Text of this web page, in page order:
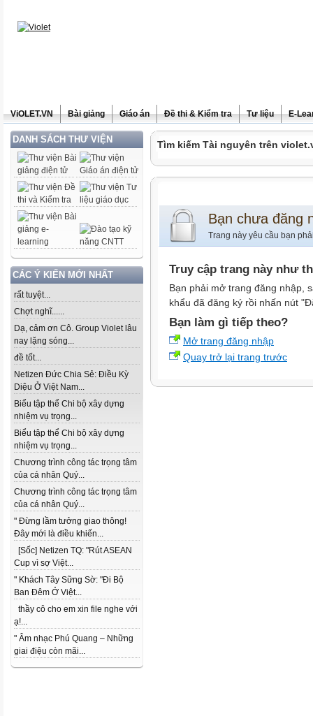
ViOLET.VN Bài giảng Giáo án Đề thi & Kiểm tra Tư liệu E-
DANH SÁCH THƯ VIỆN
CÁC Ý KIẾN MỚI NHẤT
rất tuyệt...
Chợt nghĩ......
Dạ, cảm ơn Cô. Group Violet lâu
nay lặng sóng...
đề tốt...
Netizen Đức Chia Sẻ: Điều Kỳ
Diệu Ở Việt Nam...
Biểu tập thể Chi bộ xây dựng
nhiệm vụ trọng...
Biểu tập thể Chi bộ xây dựng
nhiệm vụ trọng...
Chương trình công tác trọng tâm
của cá nhân Quý...
Chương trình công tác trọng tâm
của cá nhân Quý...
" Đừng lầm tưởng giao thông!
Đây mới là điều khiến...
[Sốc] Netizen TQ: "Rút ASEAN
Cup vì sợ Việt...
" Khách Tây Sững Sờ: "Đi Bộ
Ban Đêm Ở Việt...
thầy cô cho em xin file nghe với
ạ!...
" Âm nhạc Phú Quang – Những
giai điệu còn mãi...
Tìm kiếm Tài nguyên trên
Bạn chưa đăng
Trang này yêu cầu bạn
Truy cập trang này như
Bạn phải mở trang đăng nhập,
khẩu đã đăng ký rồi nhấn nút
Bạn làm gì tiếp theo?
Mở trang đăng nhập
Quay trở lại trang trước